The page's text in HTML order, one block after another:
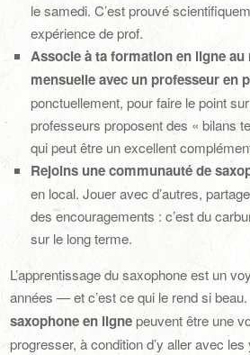
le samedi. C’est prouvé
expérience de prof.
Associe à ta formation en ligne
mensuelle avec un professeur en
ponctuellement, pour faire le point
professeurs proposent des « bilans
qui peut être un excellent
Rejoins une communauté de
en local. Jouer avec d’autres,
des encouragements : c’est du
sur le long terme.
L’apprentissage du saxophone est un
années — et c’est ce qui le rend si
saxophone en lignepeuvent être une
progresser, à condition d’y aller avec